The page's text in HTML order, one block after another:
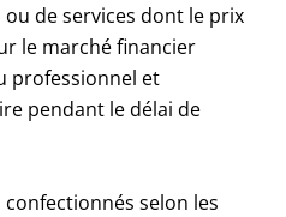
de services dont le prix
le marché financier
professionnel et
pendant le délai de
selon les